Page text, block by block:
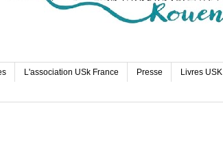
L'association USk France Presse Livres USK